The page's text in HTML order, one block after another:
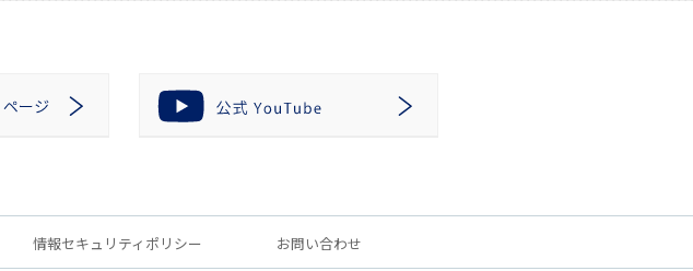
情報セキュリティポリシー お問い合わせ